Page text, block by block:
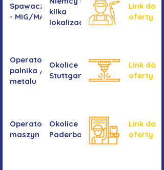
Spawacz/spawaczka
- MIG/MAG/TIG
kilka
lokalizacji
Link do
oferty
Operator/operatorka
palnika / Cięcie
metalu
Okolice
Stuttgartu
Link do
oferty
Operator/operatorka
maszyn CNC
Okolice
Paderborn
Link do
oferty